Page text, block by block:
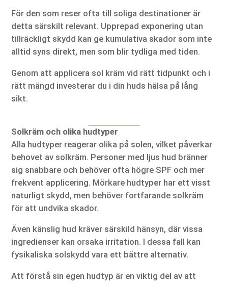
För den som reser ofta till soliga destinationer är
detta särskilt relevant. Upprepad exponering utan
tillräckligt skydd kan ge kumulativa skador som inte
alltid syns direkt, men som blir tydliga med tiden.
Genom att applicera sol kräm vid rätt tidpunkt och i
rätt mängd investerar du i din huds hälsa på lång
sikt.
Solkräm och olika hudtyper
Alla hudtyper reagerar olika på solen, vilket påverkar
behovet av solkräm. Personer med ljus hud bränner
sig snabbare och behöver ofta högre SPF och mer
frekvent applicering. Mörkare hudtyper har ett visst
naturligt skydd, men behöver fortfarande solkräm
för att undvika skador.
Även känslig hud kräver särskild hänsyn, där vissa
ingredienser kan orsaka irritation. I dessa fall kan
fysikaliska solskydd vara ett bättre alternativ.
Att förstå sin egen hudtyp är en viktig del av att